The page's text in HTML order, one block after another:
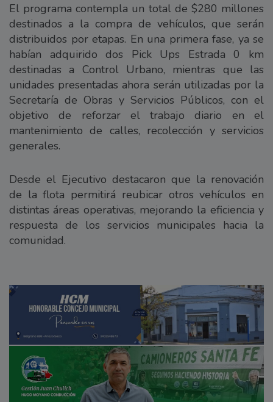
El programa contempla un total de $280 millones
destinados a la compra de vehículos, que serán
distribuidos por etapas. En una primera fase, ya se
habían adquirido dos Pick Ups Estrada 0 km
destinadas a Control Urbano, mientras que las
unidades presentadas ahora serán utilizadas por la
Secretaría de Obras y Servicios Públicos, con el
objetivo de reforzar el trabajo diario en el
mantenimiento de calles, recolección y servicios
generales.
Desde el Ejecutivo destacaron que la renovación
de la flota permitirá reubicar otros vehículos en
distintas áreas operativas, mejorando la eficiencia y
respuesta de los servicios municipales hacia la
comunidad.